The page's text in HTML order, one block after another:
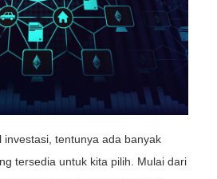
investasi, tentunya ada banyak
tersedia untuk kita pilih. Mulai dari